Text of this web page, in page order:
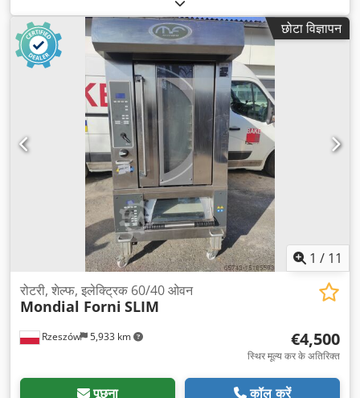
छोटा विज्ञापन
1 / 11
Rzeszów 5,933 km
रोटरी, शेल्फ, इलेक्ट्रिक 60/40 ओवन
Mondial Forni SLIM
€4,500
स्थिर मूल्य कर के अतिरिक्त
पूछना कॉल करें